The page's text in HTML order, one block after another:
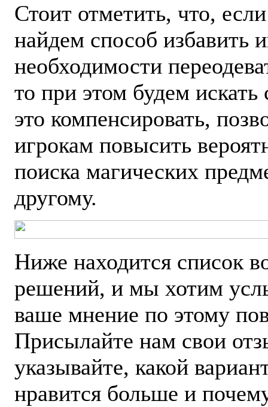
Стоит отметить, что,
найдем способ избавить
необходимости
то при этом будем
это компенсировать,
игрокам повысить
поиска магических
другому.
Ниже находится список
решений, и мы хотим
ваше мнение по этому
Присылайте нам свои
указывайте, какой
нравится больше и